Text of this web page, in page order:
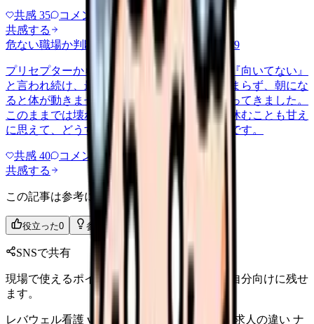
共感 35 コメント
共感する
危ない職場か判断してほしい
harassment2026/6/9
プリセプターから毎日のように『辞めれば』『向いてない』
と言われ続け、最近は職場が近づくと涙が止まらず、朝にな
ると体が動きません。食事も喉を通らなくなってきました。
このままでは壊れてしまう気がします。でも休むことも甘え
に思えて、どうすればいいのか分からないんです。
共感 40 コメント
2
共感する
この記事は参考になりましたか？
役立った0 参考になった
SNSで共有
現場で使えるポイントを、同僚やあとで読む自分向けに残せ
ます。
レバウェル看護 vs ナースではたらこ｜逆指名求人の違い ナ